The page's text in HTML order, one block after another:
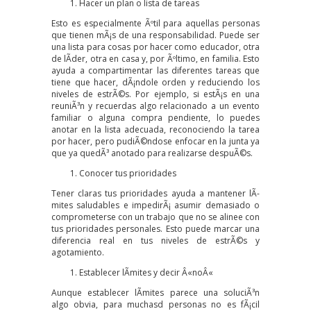
Hacer un plan o lista de tareas
Esto es especialmente Ãºtil para aquellas personas
que tienen mÃ¡s de una responsabilidad. Puede ser
una lista para cosas por hacer como educador, otra
de lÃ­der, otra en casa y, por Ãºltimo, en familia. Esto
ayuda a compartimentar las diferentes tareas que
tiene que hacer, dÃ¡ndole orden y reduciendo los
niveles de estrÃ©s. Por ejemplo, si estÃ¡s en una
reuniÃ³n y recuerdas algo relacionado a un evento
familiar o alguna compra pendiente, lo puedes
anotar en la lista adecuada, reconociendo la tarea
por hacer, pero pudiÃ©ndose enfocar en la junta ya
que ya quedÃ³ anotado para realizarse despuÃ©s.
Conocer tus prioridades
Tener claras tus prioridades ayuda a mantener lÃ­
mites saludables e impedirÃ¡ asumir demasiado o
comprometerse con un trabajo que no se alinee con
tus prioridades personales. Esto puede marcar una
diferencia real en tus niveles de estrÃ©s y
agotamiento.
Establecer lÃ­mites y decir Â«noÂ«
Aunque establecer lÃ­mites parece una soluciÃ³n
algo obvia, para muchasd personas no es fÃ¡cil